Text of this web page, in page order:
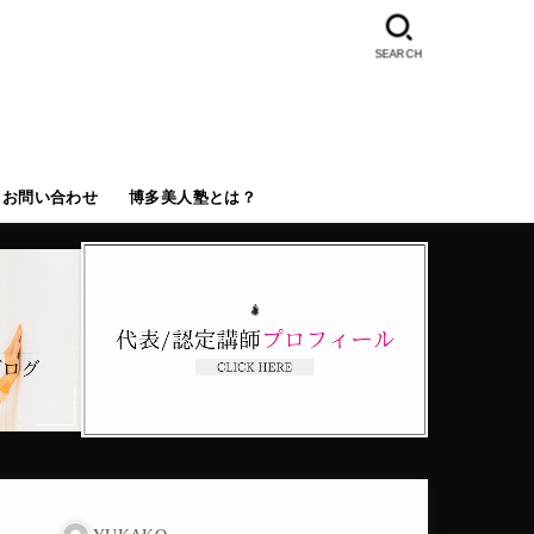
お問い合わせ 博多美人塾とは？
SEARCH